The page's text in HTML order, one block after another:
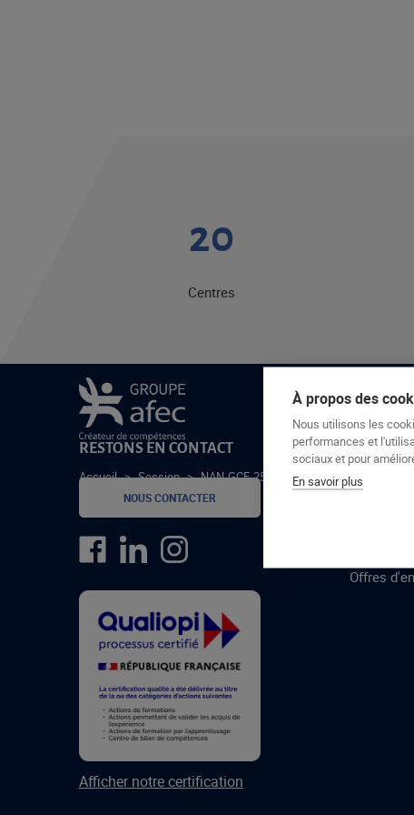
Le groupe Afec
Accueil > Session > NAN-GCF-25-1-A
20
Centres
RESTONS EN CONTACT
NOUS CONTACTER
Afficher notre certification
GROUPE
Formations
Offres
À propos des
Nous utilisons les
performances et
sociaux et pour
En savoir plus